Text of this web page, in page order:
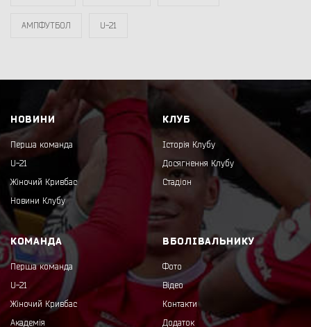
АМПФУТБОЛ U-21
НОВИНИ
Перша команда
U-21
Жіночий Кривбас
Новини Клубу
КЛУБ
Історія Клубу
Досягнення Клубу
Стадіон
КОМАНДА
Перша команда
U-21
Жіночий Кривбас
Академія
ВБОЛІВАЛЬНИКУ
Фото
Відео
Контакти
Додаток